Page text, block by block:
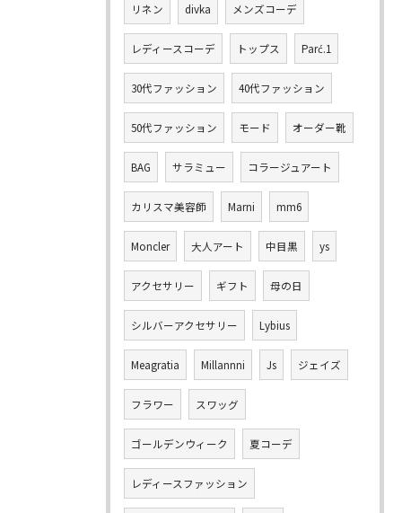
リネン divka メンズコーデ
レディースコーデ トップス Parć.1
30代ファッション 40代ファッション
50代ファッション モード オーダー靴
BAG サラミュー コラージュアート
カリスマ美容師 Marni mm6
Moncler 大人アート 中目黒 ys
アクセサリー ギフト 母の日
シルバーアクセサリー Lybius
Meagratia Millannni Js ジェイズ
フラワー スワッグ
ゴールデンウィーク 夏コーデ
レディースファッション